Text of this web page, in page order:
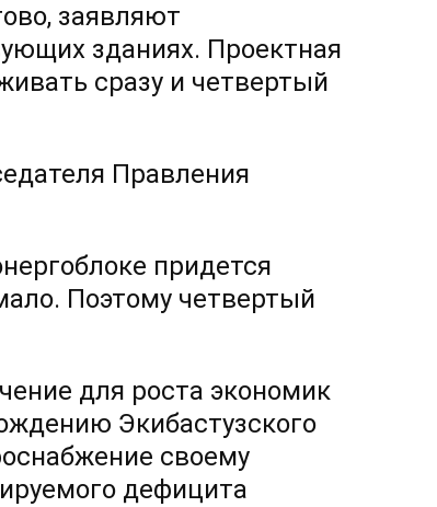
заявляют
зданиях. Проектная
сразу и четвертый
Правления
придется
Поэтому четвертый
для роста экономик
Экибастузского
своему
дефицита